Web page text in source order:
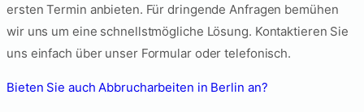
ersten Termin anbieten. Für dringende Anfragen bemühen
wir uns um eine schnellstmögliche Lösung. Kontaktieren Sie
uns einfach über unser Formular oder telefonisch.
Bieten Sie auch Abbrucharbeiten in Berlin an?